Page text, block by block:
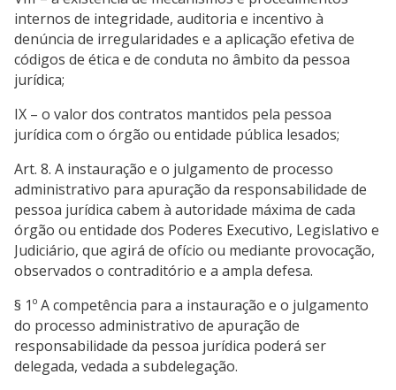
internos de integridade, auditoria e incentivo à
denúncia de irregularidades e a aplicação efetiva de
códigos de ética e de conduta no âmbito da pessoa
jurídica;
IX – o valor dos contratos mantidos pela pessoa
jurídica com o órgão ou entidade pública lesados;
Art. 8. A instauração e o julgamento de processo
administrativo para apuração da responsabilidade de
pessoa jurídica cabem à autoridade máxima de cada
órgão ou entidade dos Poderes Executivo, Legislativo e
Judiciário, que agirá de ofício ou mediante provocação,
observados o contraditório e a ampla defesa.
§ 1º A competência para a instauração e o julgamento
do processo administrativo de apuração de
responsabilidade da pessoa jurídica poderá ser
delegada, vedada a subdelegação.